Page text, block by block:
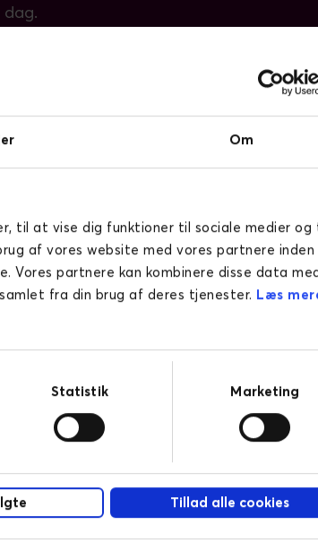
Om
til at vise dig funktioner til sociale medier og
af vores website med vores partnere
Vores partnere kan kombinere disse data med
fra din brug af deres tjenester. Læs
Statistik Marketing
Tillad alle cookies
dag.
bevare dine Piwik PRO data – eller du
løsninger
✕